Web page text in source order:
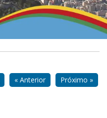
« Anterior Próximo »